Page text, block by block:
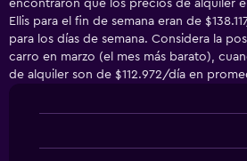
encontraron que los precios de alquiler
Ellis para el fin de semana eran de
para los días de semana. Considera la
carro en marzo (el mes más barato),
de alquiler son de $112.972/día en
chart